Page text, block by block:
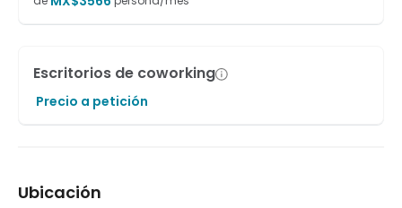
Escritorios de coworking
Precio a petición
Ubicación